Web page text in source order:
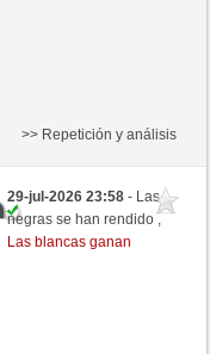
>> Repetición y análisis
29-jul-2026 23:58- Las
negras se han rendido ,
Las blancas ganan